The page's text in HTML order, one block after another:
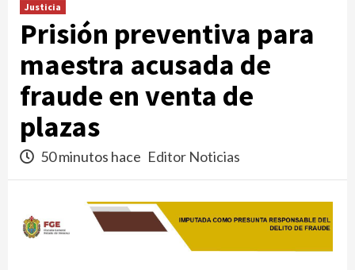
Justicia
Prisión preventiva para
maestra acusada de
fraude en venta de
plazas
50 minutos hace Editor Noticias